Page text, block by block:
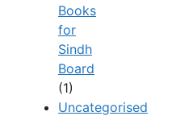
Books
for
Sindh
Board
(1)
Uncategorised